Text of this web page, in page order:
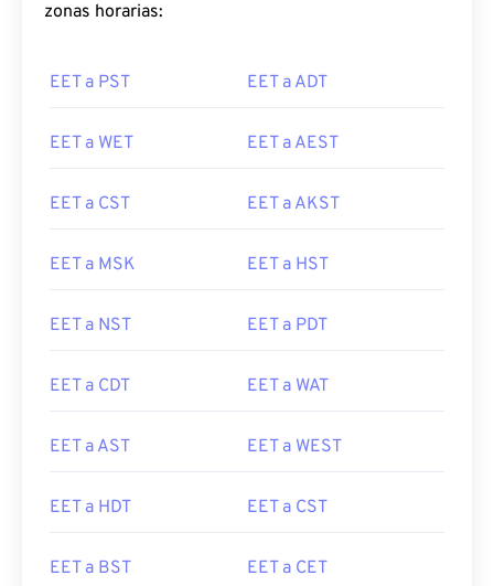
zonas horarias:
EET a PST EET a ADT
EET a WET EET a AEST
EET a CST EET a AKST
EET a MSK EET a HST
EET a NST EET a PDT
EET a CDT EET a WAT
EET a AST EET a WEST
EET a HDT EET a CST
EET a BST EET a CET